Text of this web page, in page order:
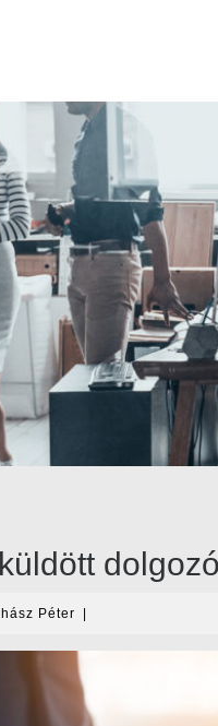
PéterJuhász
|